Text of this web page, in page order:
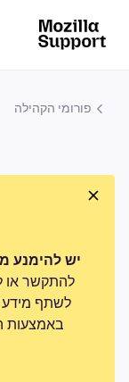
פורומי הקהילה
יש להימנע
להתקשר או
לשתף מידע
באמצעות